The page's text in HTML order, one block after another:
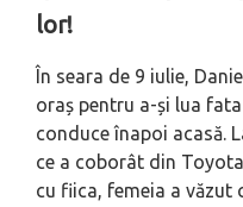
lor!
În seara de 9 iulie,
oraș pentru a-și lua
conduce înapoi acasă.
ce a coborât din
cu fiica, femeia a văzut